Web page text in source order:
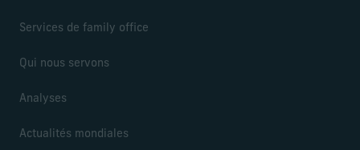
Services de family office
Qui nous servons
Analyses
Actualités mondiales